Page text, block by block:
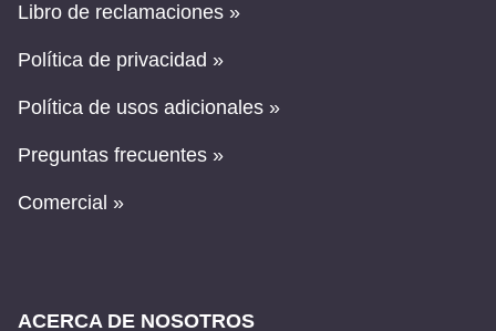
Libro de reclamaciones »
Política de privacidad »
Política de usos adicionales »
Preguntas frecuentes »
Comercial »
ACERCA DE NOSOTROS